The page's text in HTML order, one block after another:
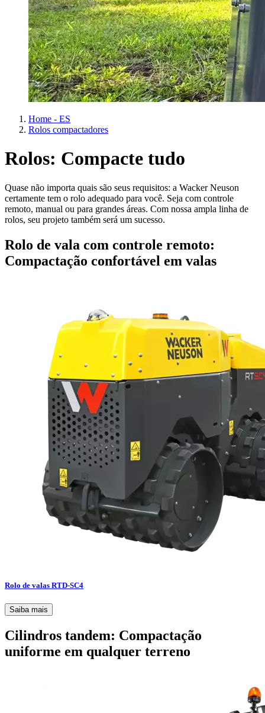
Home - ES
Rolos compactadores
Rolos: Compacte tudo
Quase não importa quais são seus requisitos: a Wacker Neuson
certamente tem o rolo adequado para você. Seja com controle
remoto, manual ou para grandes áreas. Com nossa ampla linha de
rolos, seu projeto também será um sucesso.
Rolo de vala com controle remoto:
Compactação confortável em valas
Rolo de valas RTD-SC4
Saiba mais
Cilindros tandem: Compactação
uniforme em qualquer terreno